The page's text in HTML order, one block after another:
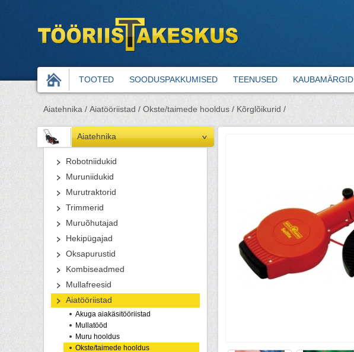
TOOTED SOODUSPAKKUMISED TEENUSED KAUBAMÄRGID
Aiatehnika / Aiatööriistad / Okste/taimede hooldus / Kõrglõikurid /
Aiatehnika
Robotniidukid
Muruniidukid
Murutraktorid
Trimmerid
Muruõhutajad
Hekipügajad
Oksapurustid
Kombiseadmed
Mullafreesid
Aiatööriistad
Akuga aiakäsitööriistad
Mullatööd
Muru hooldus
Okste/taimede hooldus